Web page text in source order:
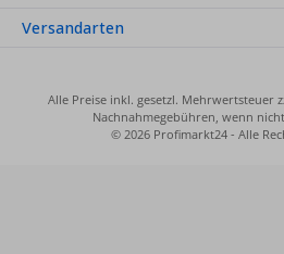
Versandarten
Alle Preise inkl. gesetzl. Mehrwertsteuer
Nachnahmegebühren, wenn
© 2026 Profimarkt24 - Alle